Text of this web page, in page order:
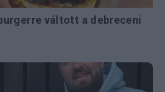
váltott a debreceni